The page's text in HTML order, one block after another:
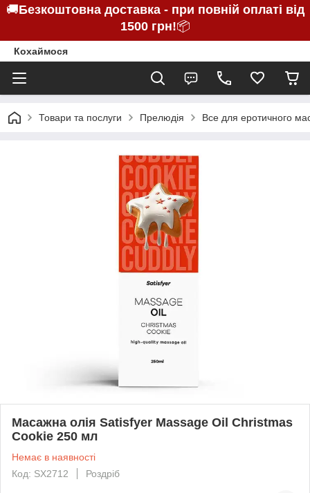
🚚Безкоштовна доставка - при повній оплаті від
1500 грн!📦
Кохаймося
Товари та послуги Прелюдія Все для еротичного
Масажна олія Satisfyer Massage Oil Christmas
Cookie 250 мл
Немає в наявності
Код: SX2712
Роздріб